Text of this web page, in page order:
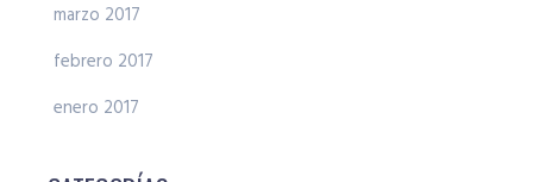
marzo 2017
febrero 2017
enero 2017